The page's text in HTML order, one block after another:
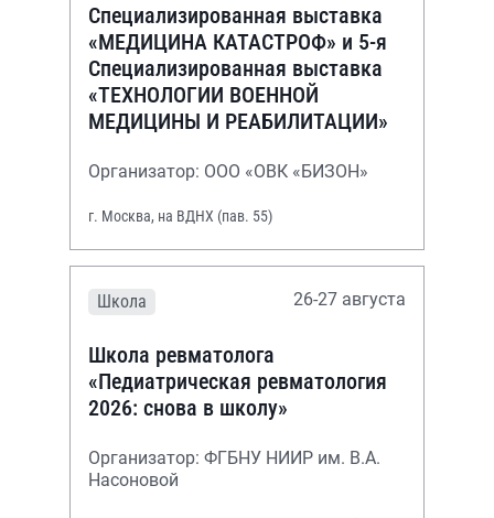
Специализированная выставка
«МЕДИЦИНА КАТАСТРОФ» и 5-я
Специализированная выставка
«ТЕХНОЛОГИИ ВОЕННОЙ
МЕДИЦИНЫ И РЕАБИЛИТАЦИИ»
Организатор: ООО «ОВК «БИЗОН»
г. Москва, на ВДНХ (пав. 55)
Школа 26-27 августа
Школа ревматолога
«Педиатрическая ревматология
2026: снова в школу»
Организатор: ФГБНУ НИИР им. В.А.
Насоновой